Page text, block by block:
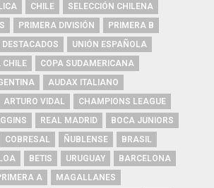
CHILE
SELECCIÓN CHILENA
PRIMERA DIVISIÓN
PRIMERA B
DESTACADOS
UNIÓN ESPAÑOLA
CHILE
COPA SUDAMERICANA
AUDAX ITALIANO
ARTURO VIDAL
CHAMPIONS LEAGUE
REAL MADRID
BOCA JUNIORS
COBRESAL ÑUBLENSE
BRASIL
BETIS URUGUAY
BARCELONA
A
MAGALLANES